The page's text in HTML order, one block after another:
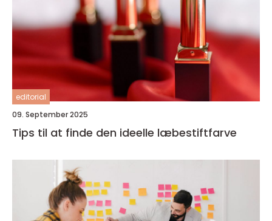
editorial
09. September 2025
Tips til at finde den ideelle læbestiftfarve